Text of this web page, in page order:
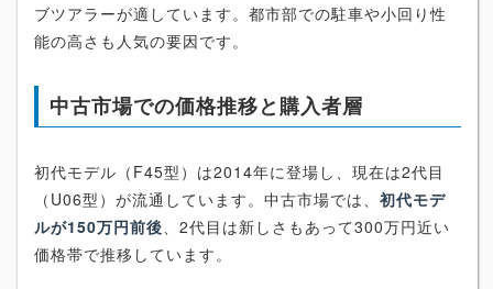
ブツアラーが適しています。都市部での駐車や小回り性
能の高さも人気の要因です。
中古市場での価格推移と購入者層
初代モデル（F45型）は2014年に登場し、現在は2代目
（U06型）が流通しています。中古市場では、 初代モデ
ルが150万円前後 、2代目は新しさもあって300万円近い
価格帯で推移しています。